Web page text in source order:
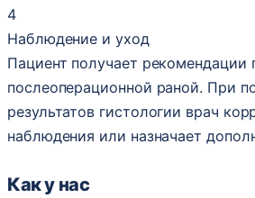
4
Наблюдение и уход
Пациент получает рекомендации
послеоперационной раной. При
результатов гистологии врач
наблюдения или назначает
Как у нас